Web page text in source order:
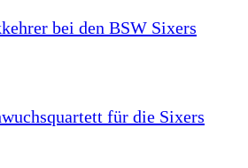
bei den BSW Sixers
für die Sixers